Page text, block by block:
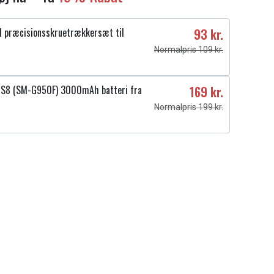
1 præcisionsskruetrækkersæt til 93 kr.
Normalpris 109 kr.
S8 (SM-G950F) 3000mAh batteri fra 169 kr.
Normalpris 199 kr.